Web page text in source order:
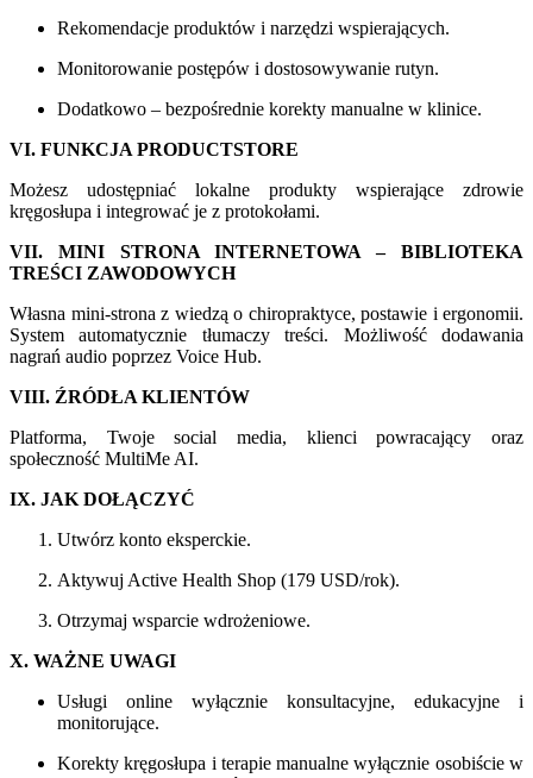
Rekomendacje produktów i narzędzi wspierających.
Monitorowanie postępów i dostosowywanie rutyn.
Dodatkowo – bezpośrednie korekty manualne w klinice.
VI. FUNKCJA PRODUCTSTORE
Możesz udostępniać lokalne produkty wspierające zdrowie
kręgosłupa i integrować je z protokołami.
VII. MINI STRONA INTERNETOWA – BIBLIOTEKA
TREŚCI ZAWODOWYCH
Własna mini-strona z wiedzą o chiropraktyce, postawie i ergonomii.
System automatycznie tłumaczy treści. Możliwość dodawania
nagrań audio poprzez Voice Hub.
VIII. ŹRÓDŁA KLIENTÓW
Platforma, Twoje social media, klienci powracający oraz
społeczność MultiMe AI.
IX. JAK DOŁĄCZYĆ
Utwórz konto eksperckie.
Aktywuj Active Health Shop (179 USD/rok).
Otrzymaj wsparcie wdrożeniowe.
X. WAŻNE UWAGI
Usługi online wyłącznie konsultacyjne, edukacyjne i
monitorujące.
Korekty kręgosłupa i terapie manualne wyłącznie osobiście w